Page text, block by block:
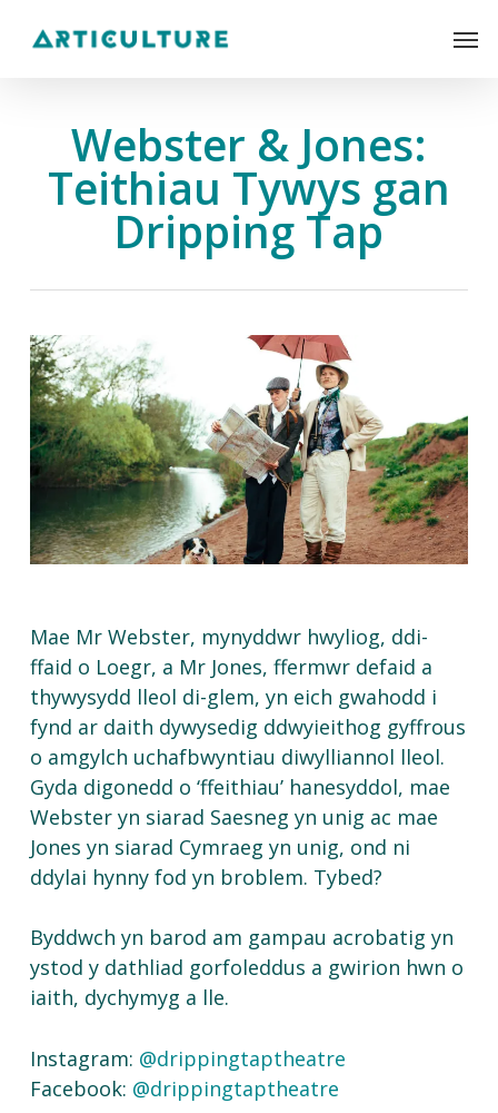
Webster & Jones:
Teithiau Tywys gan
Dripping Tap
Mae Mr Webster, mynyddwr hwyliog, ddi-
ffaid o Loegr, a MrJones, ffermwr defaid a
thywysydd lleol di-glem, yn eich gwahodd i
fynd ardaith dywysedig ddwyieithog gyffrous
o amgylch uchafbwyntiau diwylliannol lleol.
Gyda digonedd o ‘ffeithiau’ hanesyddol, mae
Webster yn siarad Saesneg yn unig ac mae
Jones yn siarad Cymraeg yn unig, ond ni
ddylai hynny fod yn broblem. Tybed?
Byddwch yn barod am gampau acrobatig yn
ystod y dathliad gorfoleddus a gwirion hwn o
iaith, dychymyg a lle.
Instagram: @drippingtaptheatre
Facebook: @drippingtaptheatre